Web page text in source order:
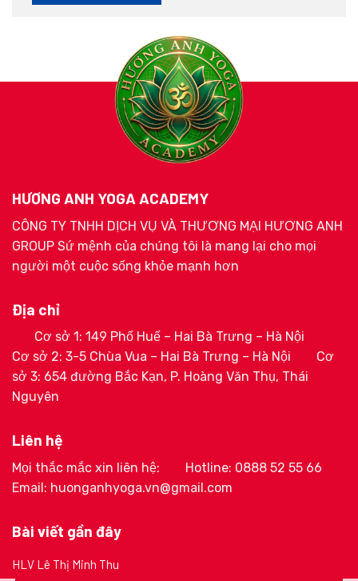
HƯƠNG ANH YOGA ACADEMY
CÔNG TY TNHH DỊCH VỤ VÀ THƯƠNG MẠI HƯƠNG ANH
GROUP Sứ mệnh của chúng tôi là mang lại cho mọi
người một cuộc sống khỏe mạnh hơn
Địa chỉ
Cơ sở 1: 149 Phố Huế – Hai Bà Trưng – Hà Nội
Cơ sở 2: 3-5 Chùa Vua – Hai Bà Trưng – Hà Nội
Cơ
sở 3: 654 đường Bắc Kạn, P. Hoàng Văn Thụ, Thái
Nguyên
Liên hệ
Mọi thắc mắc xin liên hệ:
Hotline: 0888 52 55 66
Email: huonganhyoga.vn@gmail.com
Bài viết gần đây
HLV Lê Thị Minh Thu